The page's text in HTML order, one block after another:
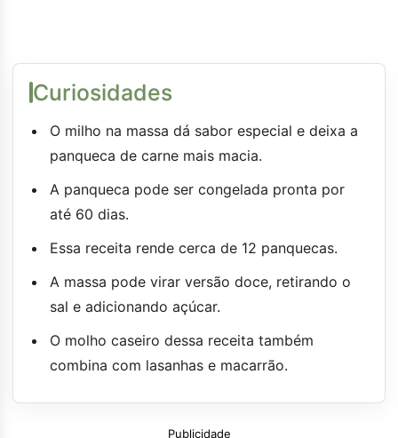
Curiosidades
O milho na massa dá sabor especial e deixa a
panqueca de carne mais macia.
A panqueca pode ser congelada pronta por
até 60 dias.
Essa receita rende cerca de 12 panquecas.
A massa pode virar versão doce, retirando o
sal e adicionando açúcar.
O molho caseiro dessa receita também
combina com lasanhas e macarrão.
Publicidade